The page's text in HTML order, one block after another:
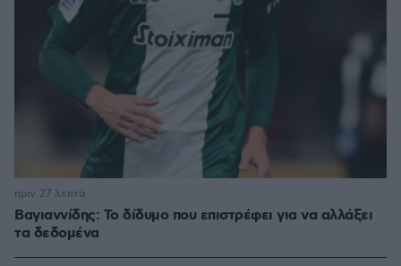
Βαγιαννίδης: Το δίδυμο που επιστρέφει για να αλλάξει
τα δεδομένα
πριν 27 λεπτά